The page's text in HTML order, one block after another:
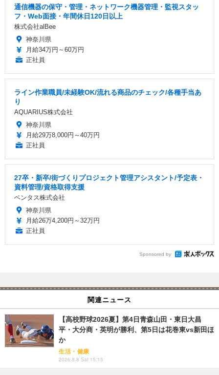
通信機器の保守・管理・ネットワーク機器管理・監視スタッ
フ・Web面接・年間休日120日以上
株式会社alBee
神奈川県
月給34万円～60万円
正社員
ライン作業職員/未経験OK/流れる商品のチェック/各種手当あ
り
AQUARIUS株式会社
神奈川県
月給29万8,000円～40万円
正社員
27卒・新卒/街づくりプロジェクト管理アシスタント/予定表・
資料管理/資格取得支援
ベンタス株式会社
神奈川県
月給26万4,200円～32万円
正社員
Sponsored by
関連ニュース
【高校野球2026夏】第4日青森山田・東日大昌
平・大分商・英明が勝利、第5日は花巻東vs新田ほ
か
生活・健康
2026.8.8 Sat 15:15